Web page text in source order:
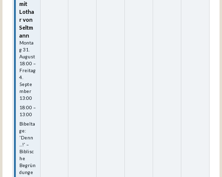
mit
Lotha
r von
Seltm
ann
Monta
g31.
August
18:00 –
Freitag
4.
Septe
mber
13:00
18:00 –
13:00
Bibelta
ge:
'Denn
...!' –
Biblisc
he
Begrün
dunge